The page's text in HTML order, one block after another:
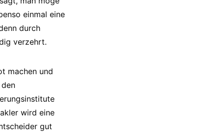
einmal eine
durch
verzehrt.
machen und
wird eine
gut